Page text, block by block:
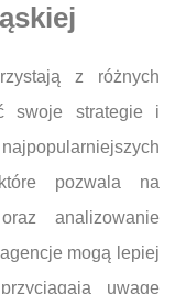
z różnych
swoje strategie i
pozwala na
analizowanie
mogą lepiej
uwagę